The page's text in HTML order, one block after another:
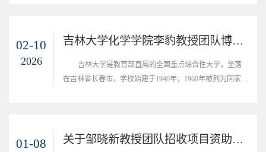
年03月05
02-10
2026
吉林大学化学学院李豹教授团队博士后招聘启事
吉林大学是教育部直属的全国重点综合性大学，坐落
在吉林省长春市。学校始建于1946年，1960年被列为国家重
管理的学校，2017年入选国家一流大学建设高校。一、流动
01-08 关于邹晓新教授团队招收项目资助博士后的公示